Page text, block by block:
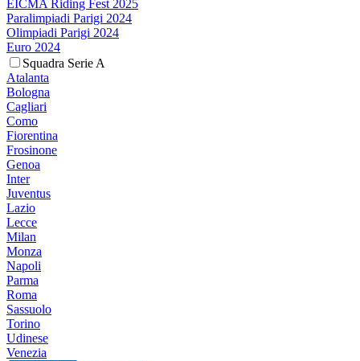
EICMA Riding Fest 2025
Paralimpiadi Parigi 2024
Olimpiadi Parigi 2024
Euro 2024
Squadra Serie A
Atalanta
Bologna
Cagliari
Como
Fiorentina
Frosinone
Genoa
Inter
Juventus
Lazio
Lecce
Milan
Monza
Napoli
Parma
Roma
Sassuolo
Torino
Udinese
Venezia